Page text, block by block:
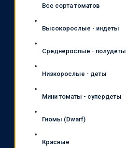
Все сорта томатов
Высокорослые - индеты
Среднерослые - полудеты
Низкорослые - деты
Мини томаты - супердеты
Гномы (Dwarf)
Красные